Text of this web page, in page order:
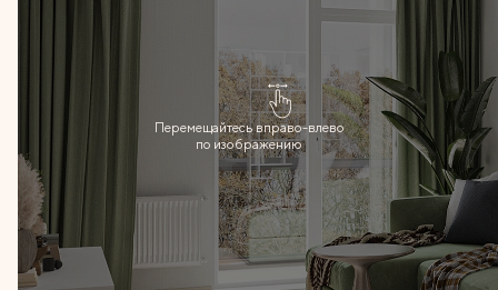
Перемещайтесь вправо-влево
по изображению